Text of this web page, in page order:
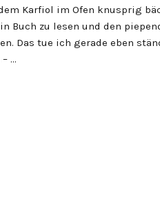
Karfiol im Ofen knusprig
Buch zu lesen und den
Das tue ich gerade eben
…